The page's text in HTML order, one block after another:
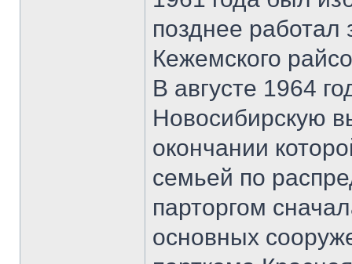
позднее работал
Кежемского
В августе 1964
Новосибирскую
окончании
семьей по
парторгом
основных